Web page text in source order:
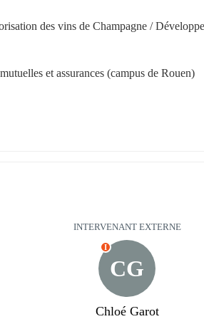
des vins de Champagne /
et assurances (campus de Rouen)
INTERVENANT EXTERNE
CG
I
Chloé Garot